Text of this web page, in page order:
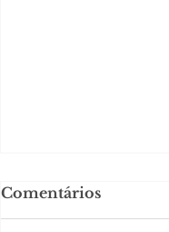
Comentários